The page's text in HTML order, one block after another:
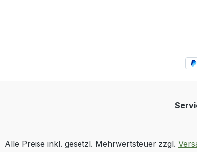
Alle Preise inkl. gesetzl. Mehrwertsteuer zzgl.